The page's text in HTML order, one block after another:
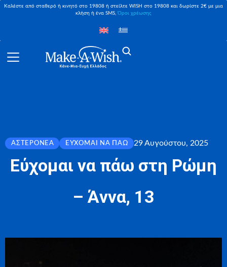
Καλέστε από σταθερό ή κινητό στο 19808 ή στείλτε WISH στο 19808 και δωρίστε 2€ με μια
κλήση ή ένα SMS,Όροι χρέωσης
ΑΣΤΕΡΟΝΈΑ ΕΎΧΟΜΑΙ ΝΑ ΠΆΩ 29 Αυγούστου, 2025
Εύχομαι να πάω στη Ρώμη
– Άννα, 13